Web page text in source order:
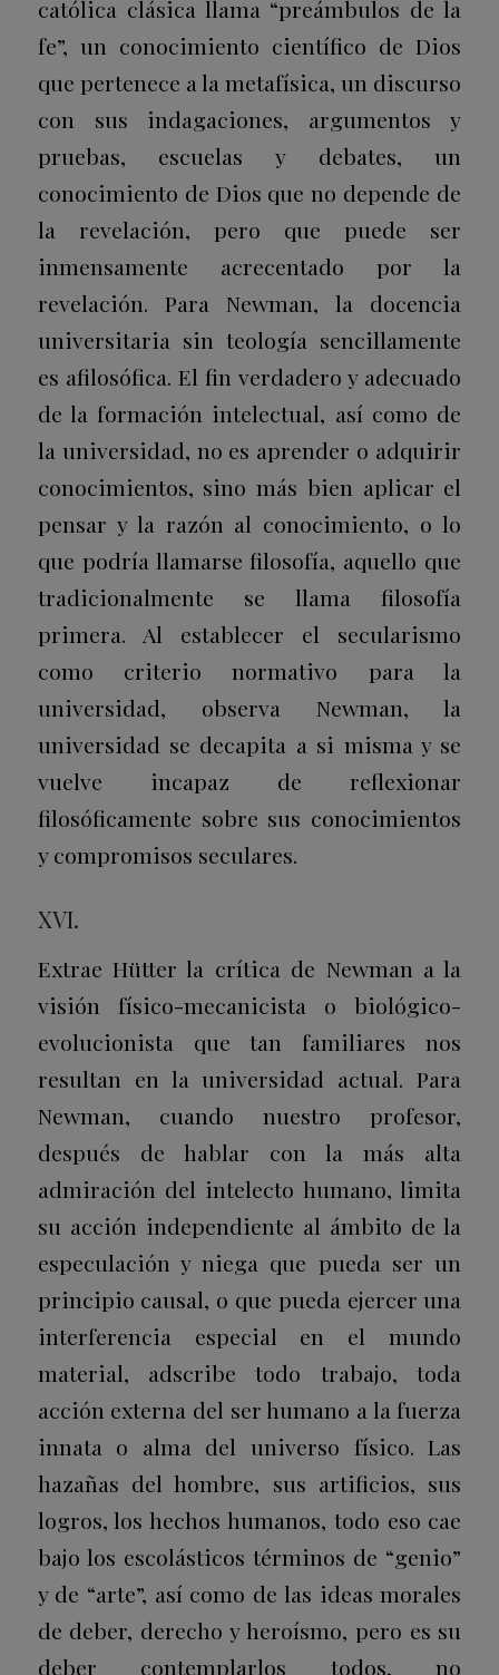
católica clásica llama “preámbulos de la
fe”, un conocimiento científico de Dios
que pertenece a la metafísica, un discurso
con sus indagaciones, argumentos y
pruebas, escuelas y debates, un
conocimiento de Dios que no depende de
la revelación, pero que puede ser
inmensamente acrecentado por la
revelación. Para Newman, la docencia
universitaria sin teología sencillamente
es afilosófica. El fin verdadero y adecuado
de la formación intelectual, así como de
la universidad, no es aprender o adquirir
conocimientos, sino más bien aplicar el
pensar y la razón al conocimiento, o lo
que podría llamarse filosofía, aquello que
tradicionalmente se llama filosofía
primera. Al establecer el secularismo
como criterio normativo para la
universidad, observa Newman, la
universidad se decapita a si misma y se
vuelve incapaz de reflexionar
filosóficamente sobre sus conocimientos
y compromisos seculares.
XVI.
Extrae Hütter la crítica de Newman a la
visión físico-mecanicista o biológico-
evolucionista que tan familiares nos
resultan en la universidad actual. Para
Newman, cuando nuestro profesor,
después de hablar con la más alta
admiración del intelecto humano, limita
su acción independiente al ámbito de la
especulación y niega que pueda ser un
principio causal, o que pueda ejercer una
interferencia especial en el mundo
material, adscribe todo trabajo, toda
acción externa del ser humano a la fuerza
innata o alma del universo físico. Las
hazañas del hombre, sus artificios, sus
logros, los hechos humanos, todo eso cae
bajo los escolásticos términos de “genio”
y de “arte”, así como de las ideas morales
de deber, derecho y heroísmo, pero es su
deber contemplarlos todos, no